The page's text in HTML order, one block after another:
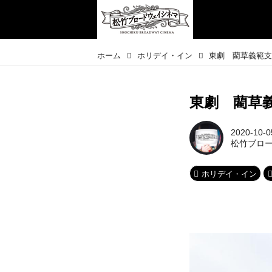
ホーム ホリデイ・イン 東劇 藺草義範
東劇 藺草
2020-10-
松竹ブロ
ホリデイ・イン